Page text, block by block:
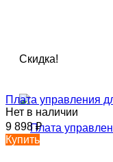
Скидка!
Плата управления
Нет в наличии
9 898₽
Купить